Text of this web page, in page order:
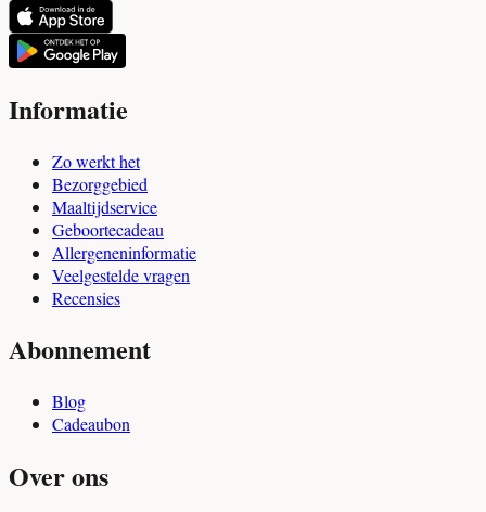
Informatie
Zo werkt het
Bezorggebied
Maaltijdservice
Geboortecadeau
Allergeneninformatie
Veelgestelde vragen
Recensies
Abonnement
Blog
Cadeaubon
Over ons